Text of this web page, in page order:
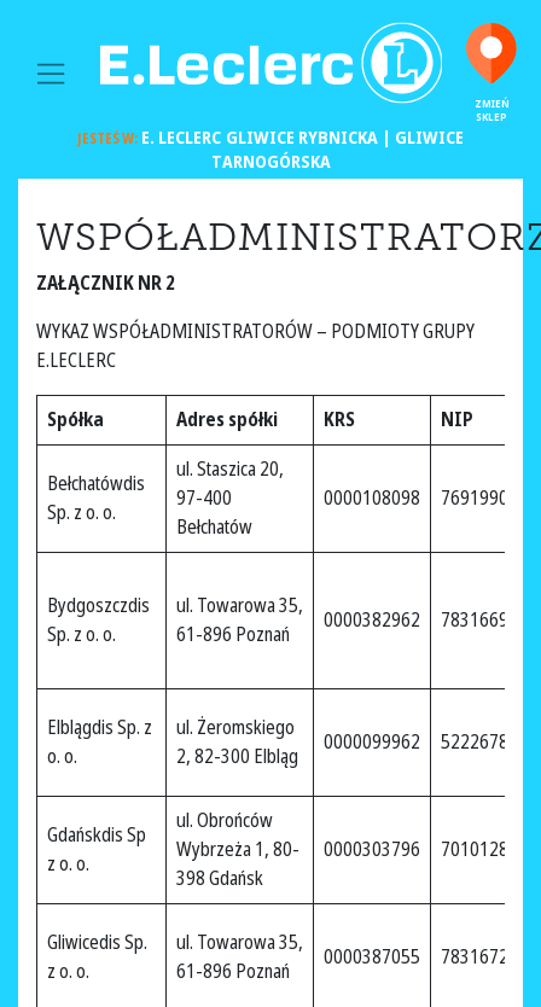
MAIN NAVIGATION
ZMIEŃ
SKLEP
JESTEŚ W: E. LECLERC GLIWICE RYBNICKA | GLIWICE
TARNOGÓRSKA
ZAŁĄCZNIK NR 2
WYKAZ WSPÓŁADMINISTRATORÓW – PODMIOTY GRUPY
E.LECLERC
Spółka Adres spółki KRS NIP
Bełchatówdis
Sp. z o. o.
ul. Staszica 20,
97-400
Bełchatów
0000108098 7691990858
Bydgoszczdis
Sp. z o. o.
ul. Towarowa 35,
61-896 Poznań
0000382962 7831669910
Elblągdis Sp. z
o. o.
ul. Żeromskiego
2, 82-300 Elbląg
0000099962 5222678248
Gdańskdis Sp
z o. o.
ul. Obrońców
Wybrzeża 1, 80-
398 Gdańsk
0000303796 7010128780
Gliwicedis Sp.
z o. o.
ul. Towarowa 35,
61-896 Poznań
0000387055 7831672846